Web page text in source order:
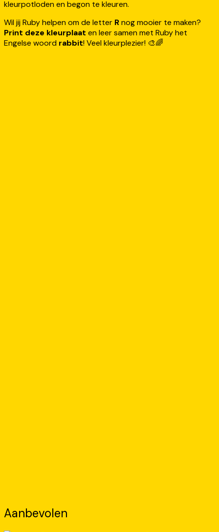
kleurpotloden en begon te kleuren.
Wil jij Ruby helpen om de letter Rnog mooier te maken?
Print deze kleurplaat en leer samen met Ruby het
Engelse woord rabbit! Veel kleurplezier! 🎨🌈
Aanbevolen